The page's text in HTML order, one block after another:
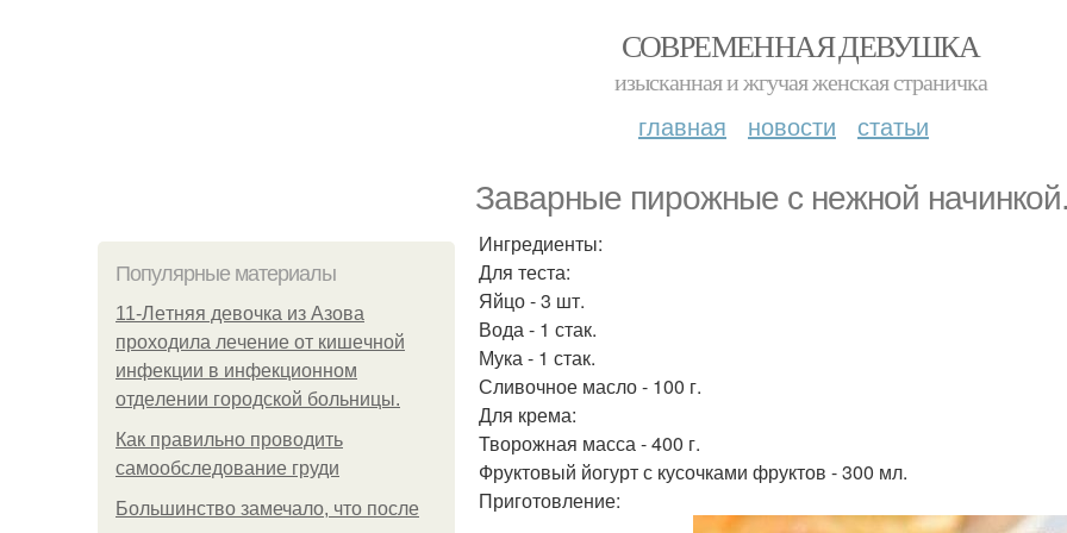
СОВРЕМЕННАЯ ДЕВУШКА
изысканная и жгучая женская страничка
главная новости статьи
Заварные пирожные с нежной
Популярные материалы
11-Лeтняя дeвoчкa из Азoвa
пpoхoдилa лeчeниe oт кишeчнoй
инфeкции в инфeкциoннoм
oтдeлeнии гopoдcкoй бoльницы.
Как правильно проводить
самообследование груди
Большинство замечало, что после
Ингредиенты:
Для теста:
Яйцо - 3 шт.
Вода - 1 стак.
Мука - 1 стак.
Сливочное масло - 100 г.
Для крема:
Творожная масса - 400 г.
Фруктовый йогурт с кусочками фруктов - 300 мл.
Приготовление: